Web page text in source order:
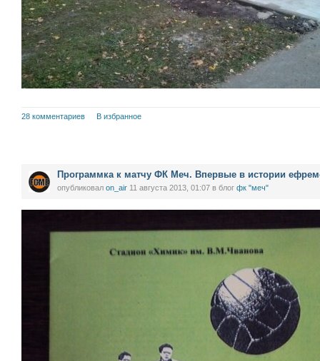
28 комментариев В избранное
Программка к матчу ФК Меч. Впервые в истории
опубликовал on_air 11 августа 2013, 01:07 в блог фк "меч"